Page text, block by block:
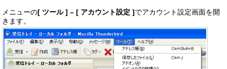
メニューの[ ツール ] – [ アカウント設定 ]でアカウント設定画面を開
きます。